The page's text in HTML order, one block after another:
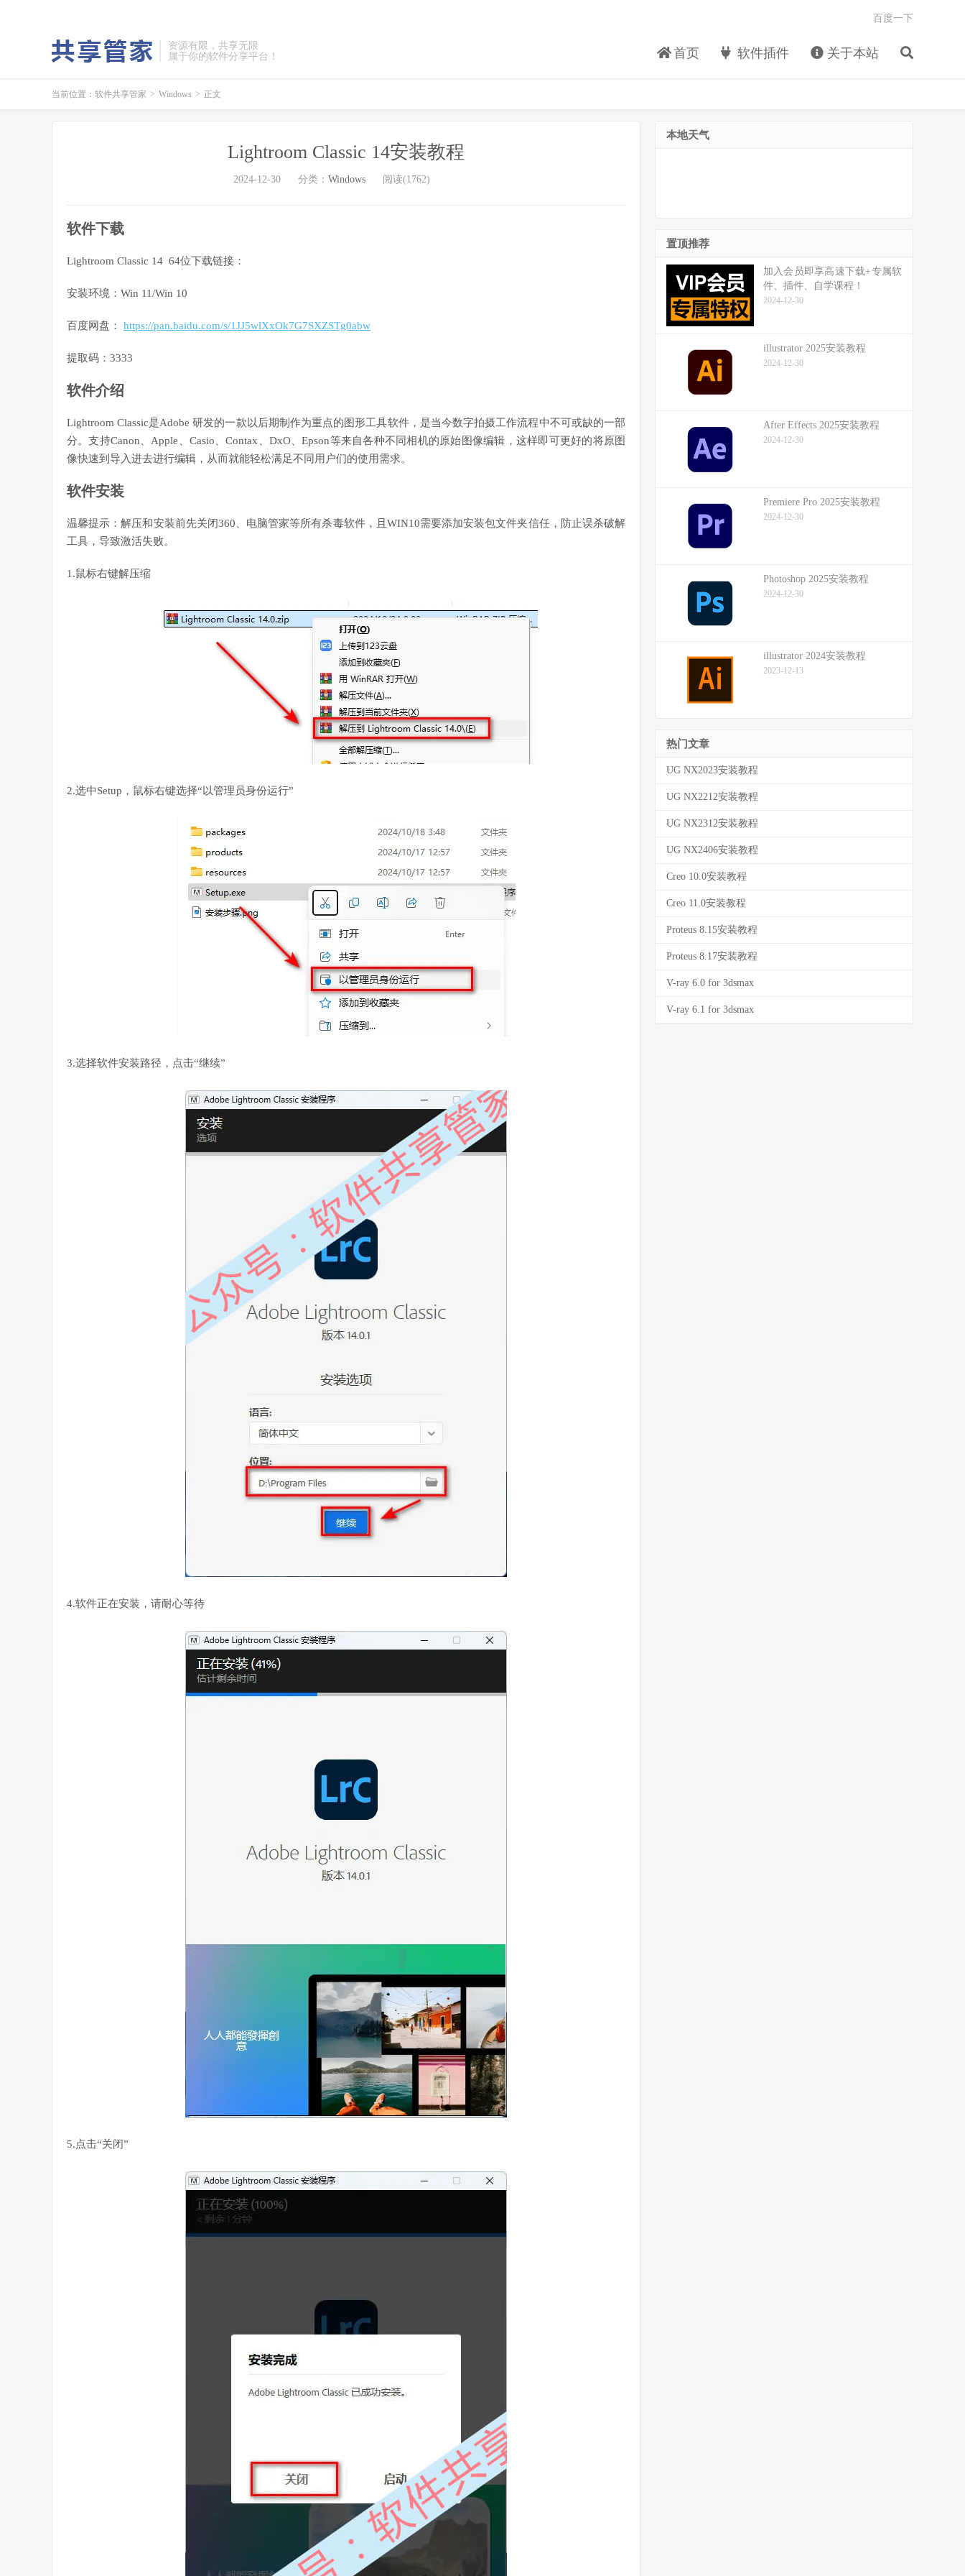
资源有限，共享无限
属于你的软件分享平台！
首页 软件插件 关于本站
百度一下
当前位置： 软件共享管家 > Windows > 正文
Lightroom Classic 14安装教程
2024-12-30 分类： Windows 阅读(1762)
软件下载
Lightroom Classic 14 64位下载链接：
安装环境：Win 11/Win 10
百度网盘： https://pan.baidu.com/s/1JJ5wlXxOk7G7SXZSTg0abw
提取码：3333
软件介绍
Lightroom Classic是Adobe 研发的一款以后期制作为重点的图形工具软件，是当今数字拍摄工作流程中不可或缺的一部
分。支持Canon、Apple、Casio、Contax、DxO、Epson等来自各种不同相机的原始图像编辑，这样即可更好的将原图
像快速到导入进去进行编辑，从而就能轻松满足不同用户们的使用需求。
软件安装
温馨提示：解压和安装前先关闭360、电脑管家等所有杀毒软件，且WIN10需要添加安装包文件夹信任，防止误杀破解
工具，导致激活失败。
1.鼠标右键解压缩
2.选中Setup，鼠标右键选择“以管理员身份运行”
3.选择软件安装路径，点击“继续”
4.软件正在安装，请耐心等待
5.点击“关闭”
本地天气
置顶推荐
加入会员即享高速下载+专属软
件、插件、自学课程！
2024-12-30
illustrator 2025安装教程
2024-12-30
After Effects 2025安装教程
2024-12-30
Premiere Pro 2025安装教程
2024-12-30
Photoshop 2025安装教程
2024-12-30
illustrator 2024安装教程
2023-12-13
热门文章
UG NX2023安装教程
UG NX2212安装教程
UG NX2312安装教程
UG NX2406安装教程
Creo 10.0安装教程
Creo 11.0安装教程
Proteus 8.15安装教程
Proteus 8.17安装教程
V-ray 6.0 for 3dsmax
V-ray 6.1 for 3dsmax